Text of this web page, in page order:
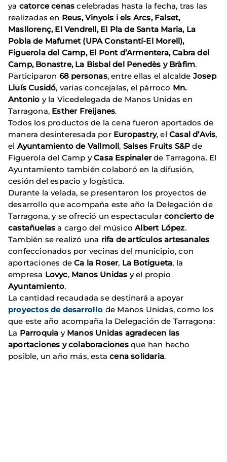
ya catorce cenas celebradas hasta la fecha, tras las
realizadas en Reus, Vinyols i els Arcs, Falset,
Masllorenç, El Vendrell, El Pla de Santa Maria, La
Pobla de Mafumet (UPA Constantí-El Morell),
Figuerola del Camp, El Pont d’Armentera, Cabra del
Camp, Bonastre, La Bisbal del Penedès y Bràfim.
Participaron 68 personas, entre ellas el alcalde Josep
Lluís Cusidó, varias concejalas, el párroco Mn.
Antonio y la Vicedelegada de Manos Unidas en
Tarragona, Esther Freijanes.
Todos los productos de la cena fueron aportados de
manera desinteresada por Europastry, el Casal d’Avis,
el Ayuntamiento de Vallmoll, Salses Fruits S&P de
Figuerola del Camp yCasa Espinalerde Tarragona. El
Ayuntamiento también colaboró en la difusión,
cesión del espacio y logística.
Durante la velada, se presentaron los proyectos de
desarrollo que acompaña este año la Delegación de
Tarragona, y se ofreció un espectacular concierto de
castañuelas a cargo del músicoAlbert López.
También se realizó una rifa de artículos artesanales
confeccionados por vecinas del municipio, con
aportaciones deCa la Roser, La Botigueta, la
empresa Lovyc, Manos Unidas y el propio
Ayuntamiento.
La cantidad recaudada se destinará a apoyar
proyectos de desarrollo de Manos Unidas, como los
que este año acompaña la Delegación de Tarragona:
La Parroquia yManos Unidas agradecen las
aportaciones y colaboracionesque han hecho
posible, un año más, estacena solidaria.